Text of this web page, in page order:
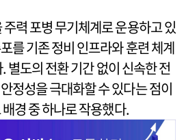
력 포병 무기체계로 운용하고 있
를 기존 정비 인프라와 훈련 체계
별도의 전환 기간 없이 신속한 전
정성을 극대화할 수 있다는 점이
경 중 하나로 작용했다.